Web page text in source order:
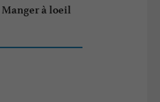
à loeil